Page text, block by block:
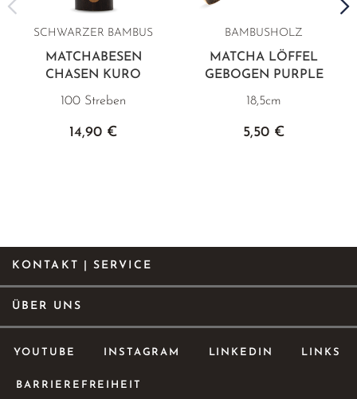
SCHWARZER BAMBUS
MATCHABESEN
CHASEN KURO
100 Streben
14,90 €
BAMBUSHOLZ
MATCHA LÖFFEL
GEBOGEN PURPLE
18,5cm
5,50 €
KONTAKT | SERVICE
ÜBER UNS
YOUTUBE INSTAGRAM LINKEDIN LINKS
BARRIEREFREIHEIT